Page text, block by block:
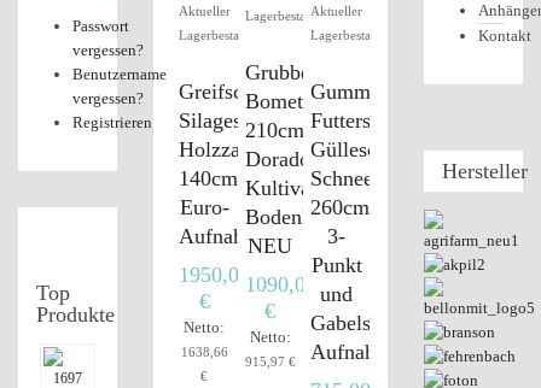
Aktueller
Lagerbestand
Greifschaufel,
Silageschaufel,
Holzzange
140cm,
Euro-
Aufnahme
1950,00
€
Netto:
1638,66
€
Lagerbestand
Grubber
Bomet
210cm
Dorado
Kultivator
Bodenlockerer
NEU
1090,00
€
Netto:
915,97 €
Aktueller
Lagerbestand
Gummischieber,
Futterschieber,
Gülleschieber,
Schneeschild,
260cm,
3-
Punkt
und
Gabelstapler
Aufnahme
Passwort
vergessen?
Benutzername
vergessen?
Registrieren
Top
Produkte
Anhänger
Kontakt
Hersteller